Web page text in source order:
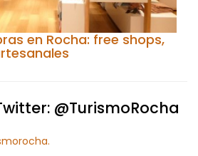
en Rocha: free shops,
@TurismoRocha